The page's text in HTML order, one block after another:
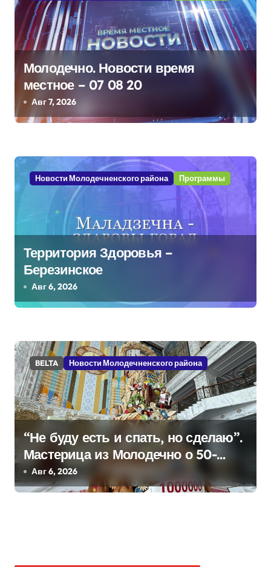
ц
и
я
п
о
а
п
с
я
м
Молодечно. Новости время
местное – 07 08 20
Авг 7, 2026
Новости Молодечненского района Программы
Территория Здоровья –
Березинское
Авг 6, 2026
BELTA Новости Молодечненского района
“Не буду есть и спать, но сделаю”.
Мастерица из Молодечно о 50-
килограммовом каравае для
Дворца Независимости
Авг 6, 2026